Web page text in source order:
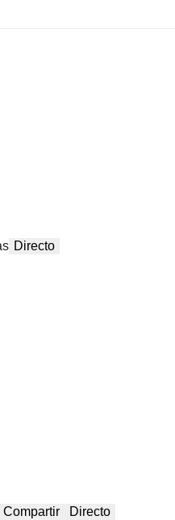
Directo
Compartir Directo